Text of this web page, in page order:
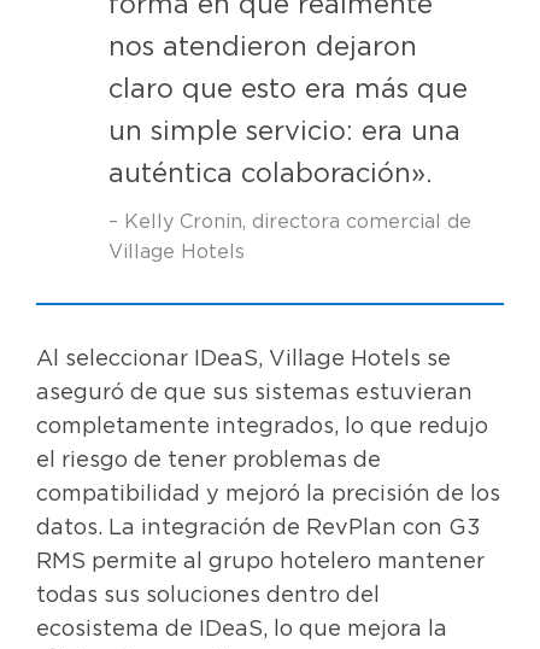
nos atendieron dejaron
claro que esto era más que
un simple servicio: era una
auténtica colaboración».
– Kelly Cronin, directora comercial de
Village Hotels
Al seleccionar IDeaS, Village Hotels se
aseguró de que sus sistemas estuvieran
completamente integrados, lo que redujo
el riesgo de tener problemas de
compatibilidad y mejoró la precisión de los
datos. La integración de RevPlan con G3
RMS permite al grupo hotelero mantener
todas sus soluciones dentro del
ecosistema de IDeaS, lo que mejora la